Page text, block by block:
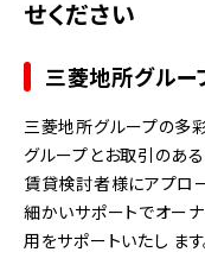
せください
三菱地所グルー
三菱地所グループの多
グループとお取引のあ
賃貸検討者様にアプロ
細かいサポートでオー
用をサポートいたし ます